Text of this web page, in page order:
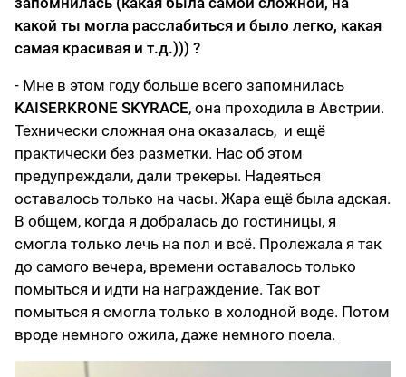
какой ты могла расслабиться и было легко, какая
самая красивая и т.д.))) ?
- Мне в этом году больше всего запомнилась
KAISERKRONE SKYRACE, она проходила в Австрии.
Технически сложная она оказалась, и ещё
практически без разметки. Нас об этом
предупреждали, дали трекеры. Надеяться
оставалось только на часы. Жара ещё была адская.
В общем, когда я добралась до гостиницы, я
смогла только лечь на пол и всё. Пролежала я так
до самого вечера, времени оставалось только
помыться и идти на награждение. Так вот
помыться я смогла только в холодной воде. Потом
вроде немного ожила, даже немного поела.